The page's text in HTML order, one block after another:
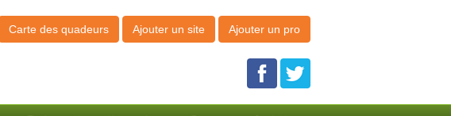
Carte des quadeurs Ajouter un site Ajouter un pro